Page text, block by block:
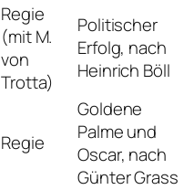
Regie
(mit M.
von
Trotta)
Politischer
Erfolg, nach
Heinrich Böll
Regie
Goldene
Palme und
Oscar, nach
Günter Grass